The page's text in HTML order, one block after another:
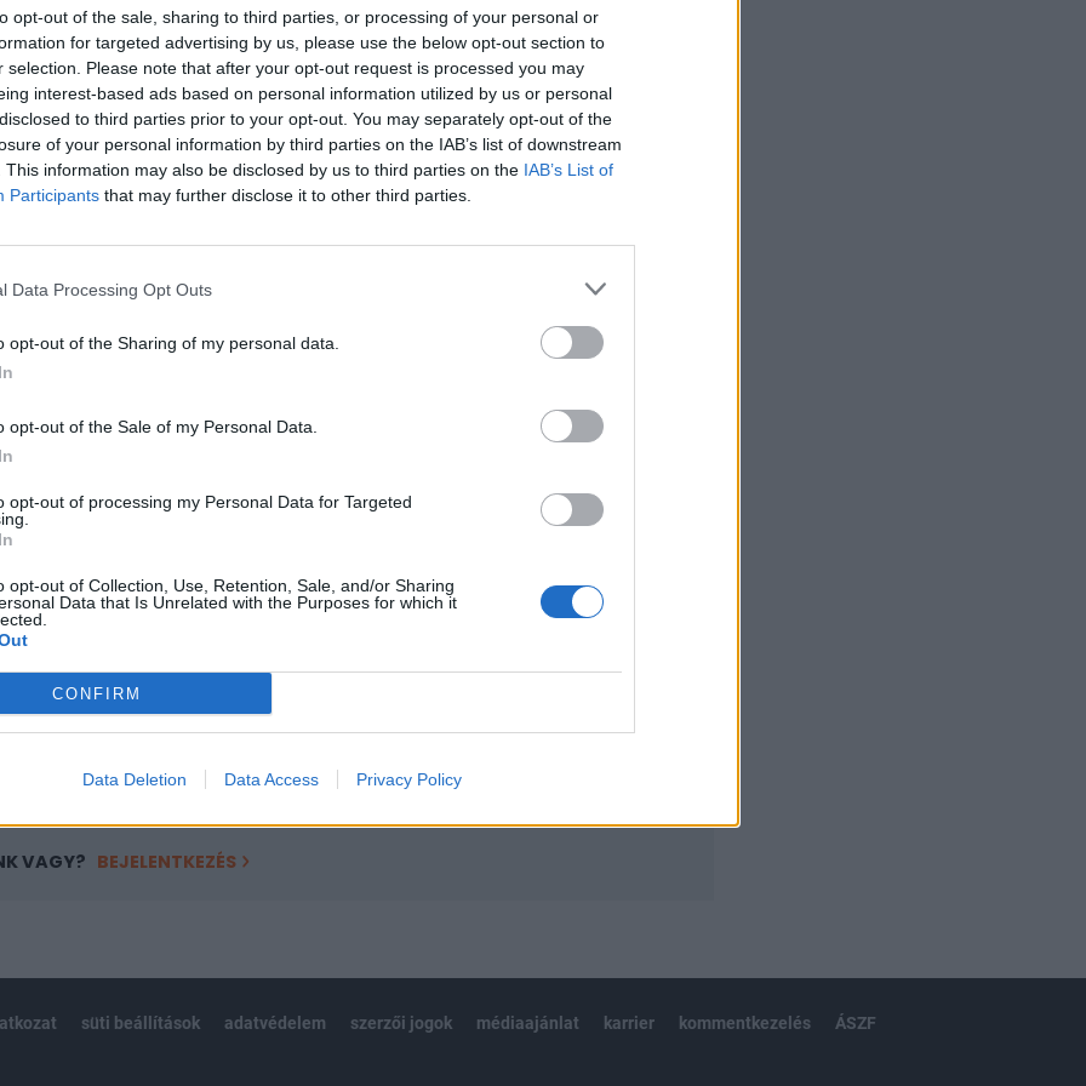
opt-out of the sale, sharing to third parties, or processing of your personal or
for targeted advertising by us, please use the below opt-out section to
selection. Please note that after your opt-out request is processed you may
interest-based ads based on personal information utilized by us or personal
to third parties prior to your opt-out. You may separately opt-out of the
of your personal information by third parties on the IAB’s list of downstream
This information may also be disclosed by us to third parties on the IAB’s List of
Participants that may further disclose it to other third parties.
Data Processing Opt Outs
opt-out of the Sharing of my personal data.
opt-out of the Sale of my Personal Data.
opt-out of processing my Personal Data for Targeted
opt-out of Collection, Use, Retention, Sale, and/or Sharing
Data that Is Unrelated with the Purposes for which it
CONFIRM
Data Deletion Data Access Privacy Policy
a veszélyhelyzet során a személy- és vagyonegyesítő
vonatkozó eltérő rendelkezésekről szóló kormányrendelet. Ez
felügyelő-bizottság) veszélyhelyzet alatti működésére
meg fontos szabályokat - derül ki a Noerr közleményéből.
Kiemelendő, hogy az új rendelet döntéshozatalra vonatkozó rendelkezéseit
ha az adott döntéshozó szerv a kijárási korlátozás mellett sem akadályozott a
lehet megtartani. Videokonferencia és írásbeli döntéshozatal...
portfolio.hu hírarchívumához tartozik, melynek olvasása előfizetéses
tartalmazza:
cikkarchívum
elmúlt 2 év napon belüli
Előfizetés
VAGY? BEJELENTKEZÉS
süti beállítások adatvédelem szerzői jogok médiaajánlat karrier kommentkezelés ÁSZF